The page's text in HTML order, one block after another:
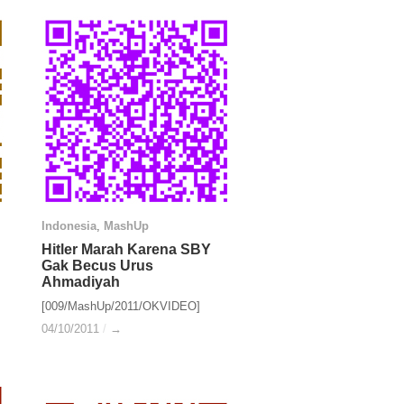
Indonesia, MashUp
Hitler Marah Karena SBY
Gak Becus Urus
Ahmadiyah
[009/MashUp/2011/OKVIDEO]
04/10/2011 / →
Indonesia MashUp
Hitler Marah Karena SBY
Gak Becus Urus
Ahmadiyah
04/10/2011 / →